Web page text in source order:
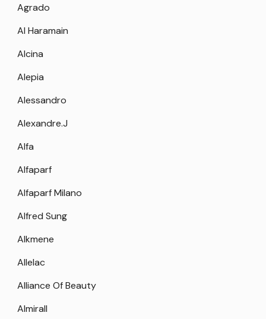
Agrado
Al Haramain
Alcina
Alepia
Alessandro
Alexandre.J
Alfa
Alfaparf
Alfaparf Milano
Alfred Sung
Alkmene
Allelac
Alliance Of Beauty
Almirall